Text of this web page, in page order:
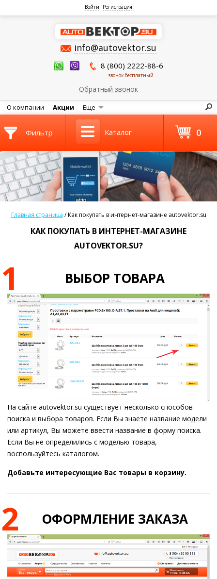
Войти Регистрация
info@autovektor.su
8 (800) 2222-88-6
звонок бесплатный
Обратный звонок
О компании Акции Еще
Главная страница /Как покупать в интернет-магазине autovektor.su
КАК ПОКУПАТЬ В ИНТЕРНЕТ-МАГАЗИНЕ
AUTOVEKTOR.SU?
1 ВЫБОР ТОВАРА
На сайте autovektor.su существует несколько способов
поиска и выбора товаров. Если Вы знаете название модели
или артикул, Вы можете ввести название в форму поиска.
Если Вы не определились с моделью товара,
воспользуйтесь каталогом.
Добавьте интересующие Вас товары в корзину.
2 ОФОРМЛЕНИЕ ЗАКАЗА
Фильтр Каталог 0